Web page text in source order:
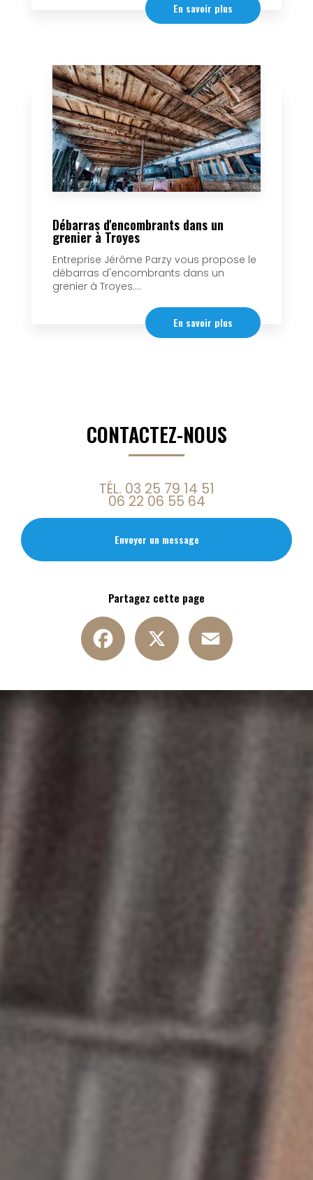
En savoir plus
Débarras d'encombrants dans un
grenier à Troyes
Entreprise Jérôme Parzy vous propose le
débarras d'encombrants dans un
grenier à Troyes....
En savoir plus
CONTACTEZ-NOUS
TÉL. 03 25 79 14 51
06 22 06 55 64
Envoyer un message
Partagez cette page
Facebook